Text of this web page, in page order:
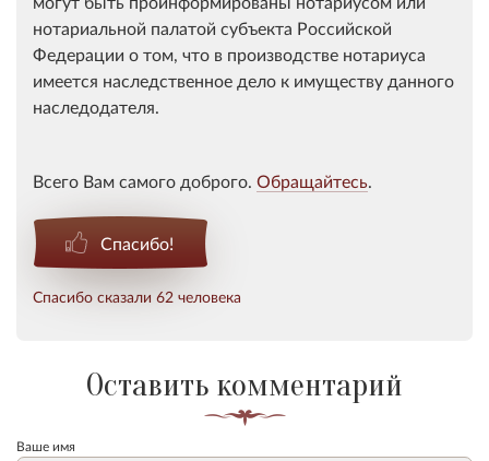
нотариальной палатой субъекта Российской
Федерации о том, что в производстве нотариуса
имеется наследственное дело к имуществу данного
наследодателя.
Всего Вам самого доброго. Обращайтесь.
Спасибо!
Спасибо сказали 62 человека
Оставить комментарий
Ваше имя